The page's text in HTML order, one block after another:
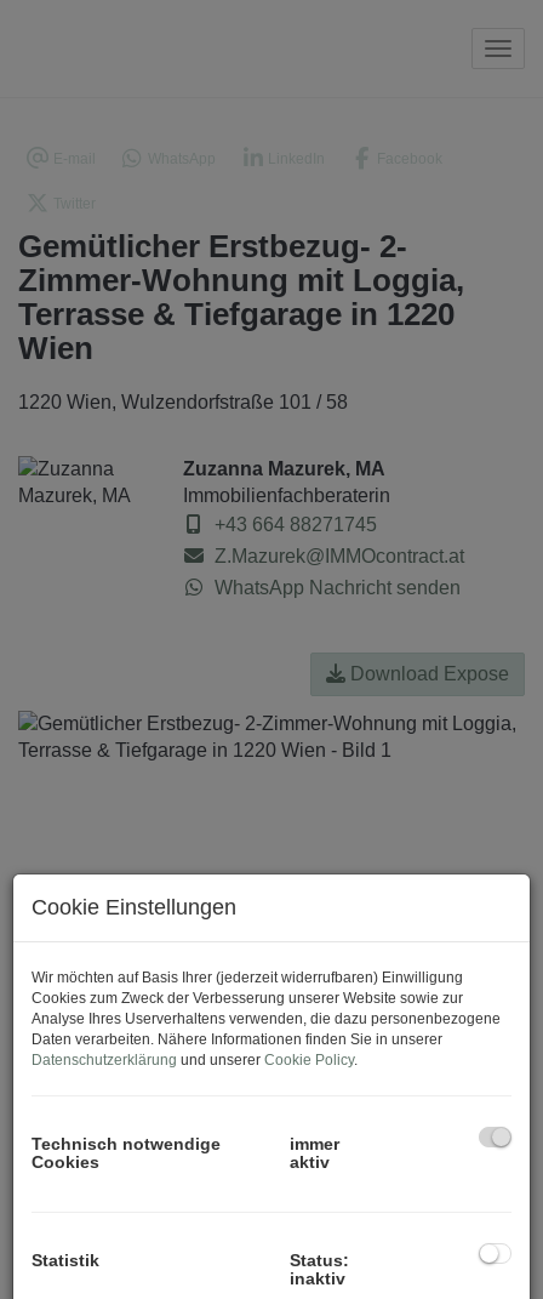
Gemütlicher Erstbezug- 2-
Zimmer-Wohnung mit Loggia,
Terrasse & Tiefgarage in 1220
Wien
1220 Wien, Wulzendorfstraße 101 / 58
Zuzanna Mazurek, MA
Immobilienfachberaterin
+43 664 88271745
Z.Mazurek@IMMOcontract.at
WhatsApp Nachricht senden
Download Expose
Cookie Einstellungen
Wir möchten auf Basis Ihrer (jederzeit widerrufbaren) Einwilligung
Cookies zum Zweck der Verbesserung unserer Website sowie zur
Analyse Ihres Userverhaltens verwenden, die dazu personenbezogene
Daten verarbeiten. Nähere Informationen finden Sie in unserer
Datenschutzerklärung und unserer Cookie Policy.
Technisch notwendige
Cookies
immer
aktiv
Statistik
Status:
inaktiv